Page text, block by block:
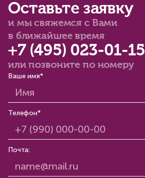
Оставьте заявку
и мы свяжемся с Вами
в ближайшее время
+7 (495) 023-01-15
или позвоните по номеру
Ваше имя*
Телефон*
Почта: